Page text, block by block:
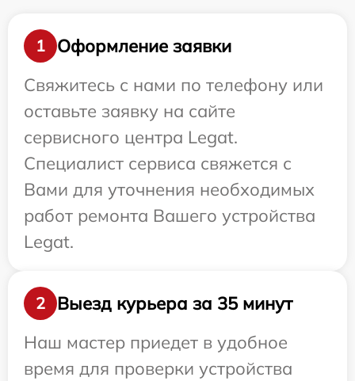
1
Оформление заявки
Свяжитесь с нами по телефону или
оставьте заявку на сайте
сервисного центра Legat.
Специалист сервиса свяжется с
Вами для уточнения необходимых
работ ремонта Вашего устройства
Legat.
2
Выезд курьера за 35 минут
Наш мастер приедет в удобное
время для проверки устройства